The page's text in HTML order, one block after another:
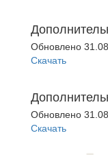
Обновлено
Cкачать
Обновлено
Cкачать